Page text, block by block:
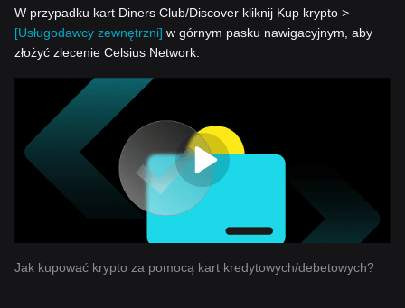
W przypadku kart Diners Club/Discover kliknij Kup krypto >
[Usługodawcy zewnętrzni] w górnym pasku nawigacyjnym, aby
złożyć zlecenie Celsius Network.
Jak kupować krypto za pomocą kart kredytowych/debetowych?